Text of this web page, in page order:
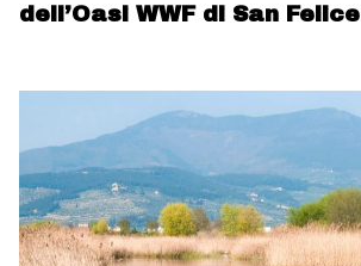
dell’Oasi WWF di San Felice